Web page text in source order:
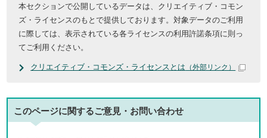
本セクションで公開しているデータは、クリエイティブ・コモン
ズ・ライセンスのもとで提供しております。対象データのご利用
に際しては、表示されている各ライセンスの利用許諾条項に則っ
てご利用ください。
クリエイティブ・コモンズ・ライセンスとは （外部リンク）
このページに関するご意見・お問い合わせ